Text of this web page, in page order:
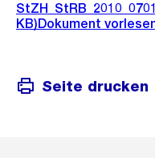
StZH_StRB_2010_0701
KB)Dokument
Seite drucken